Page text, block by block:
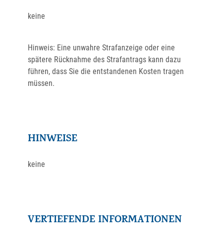
keine
Hinweis: Eine unwahre Strafanzeige oder eine
spätere Rücknahme des Strafantrags kann dazu
führen, dass Sie die entstandenen Kosten tragen
müssen.
HINWEISE
keine
VERTIEFENDE INFORMATIONEN